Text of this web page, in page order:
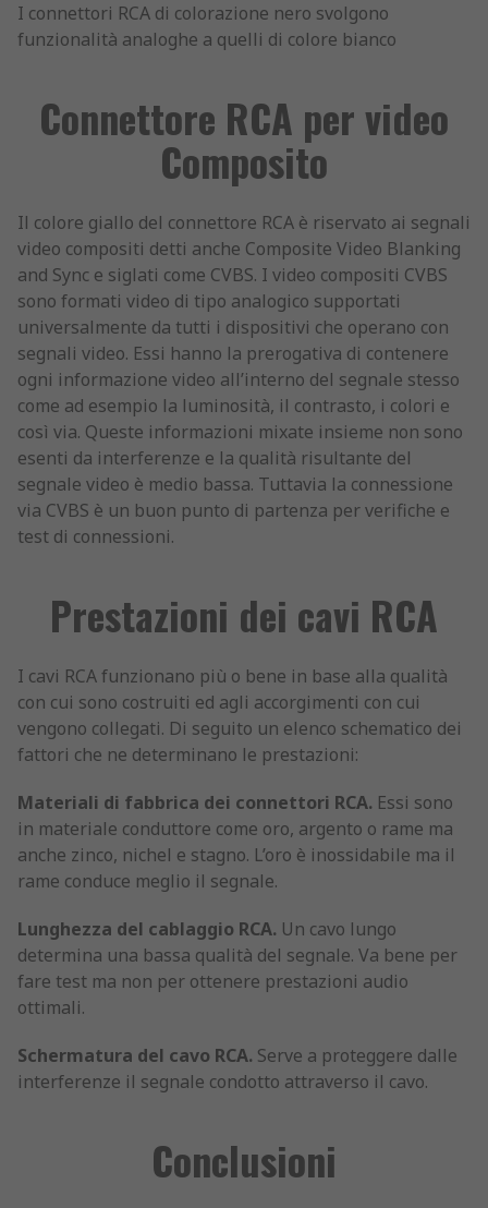
I connettori RCA di colorazione nero svolgono
funzionalità analoghe a quelli di colore bianco
Connettore RCA per video
Composito
Il colore giallo del connettore RCA è riservato ai segnali
video compositi detti anche Composite Video Blanking
and Sync e siglati come CVBS. I video compositi CVBS
sono formati video di tipo analogico supportati
universalmente da tutti i dispositivi che operano con
segnali video. Essi hanno la prerogativa di contenere
ogni informazione video all’interno del segnale stesso
come ad esempio la luminosità, il contrasto, i colori e
così via. Queste informazioni mixate insieme non sono
esenti da interferenze e la qualità risultante del
segnale video è medio bassa. Tuttavia la connessione
via CVBS è un buon punto di partenza per verifiche e
test di connessioni.
Prestazioni dei cavi RCA
I cavi RCA funzionano più o bene in base alla qualità
con cui sono costruiti ed agli accorgimenti con cui
vengono collegati. Di seguito un elenco schematico dei
fattori che ne determinano le prestazioni:
Materiali di fabbrica dei connettori RCA. Essi sono
in materiale conduttore come oro, argento o rame ma
anche zinco, nichel e stagno. L’oro è inossidabile ma il
rame conduce meglio il segnale.
Lunghezza del cablaggio RCA. Un cavo lungo
determina una bassa qualità del segnale. Va bene per
fare test ma non per ottenere prestazioni audio
ottimali.
Schermatura del cavo RCA. Serve a proteggere dalle
interferenze il segnale condotto attraverso il cavo.
Conclusioni